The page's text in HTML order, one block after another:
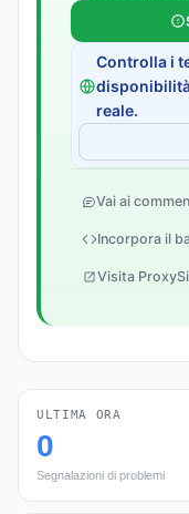
Controlla i
reale.
Vai ai
Incorpora il
Visita
ULTIMA ORA
0
Segnalazioni di problemi